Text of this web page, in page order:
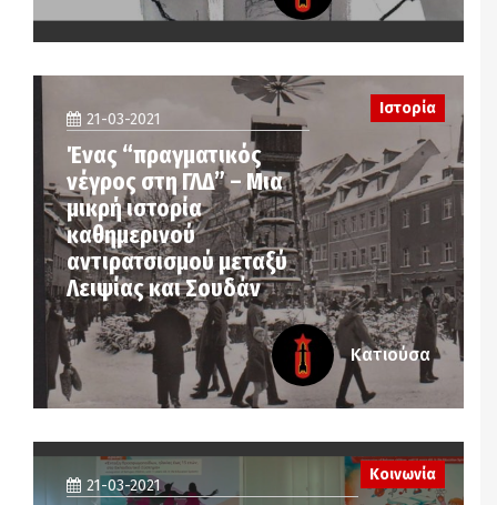
21-03-2021
Ένας “πραγματικός
νέγρος στη ΓΛΔ” – Μια
μικρή ιστορία
καθημερινού
αντιρατσισμού μεταξύ
Λειψίας και Σουδάν
Ιστορία
Κατιούσα
Κοινωνία
21-03-2021